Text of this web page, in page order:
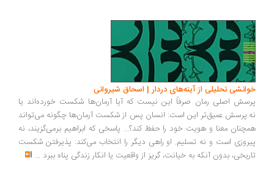
تحلیلی از آینه‌های دردار | اسحاق شیروانی
اصلی رمان صرفاً این نیست که آیا آرمان‌ها شکست خورده‌اند یا
عمیق‌تر این است: انسان پس از شکست آرمان‌ها چگونه می‌تواند
معنا و هویت خود را حفظ کند؟... پاسخی که ابراهیم برمی‌گزیند، نه
است و نه تسلیم. او راهی دیگر را انتخاب می‌کند: پذیرفتن شکست
بدون آنکه به خیانت، گریز از واقعیت یا انکار زندگی پناه ببرد...